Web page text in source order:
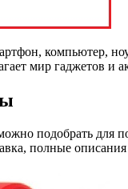
компьютер,
мир гаджетов и
подобрать
полные